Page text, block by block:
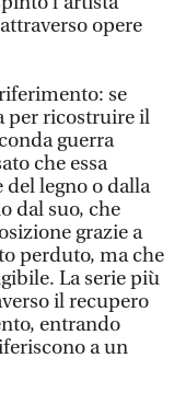
opere
se
per ricostruire il
guerra
che essa
legno o dalla
dal suo, che
grazie a
perduto, ma che
La serie più
il recupero
entrando
a un